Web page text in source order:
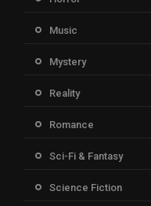
Music
Mystery
Reality
Romance
Sci-Fi & Fantasy
Science Fiction